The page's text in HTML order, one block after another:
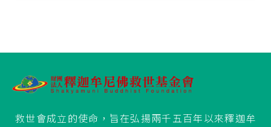
救世會成立的使命，旨在弘揚兩千五百年以來釋迦牟